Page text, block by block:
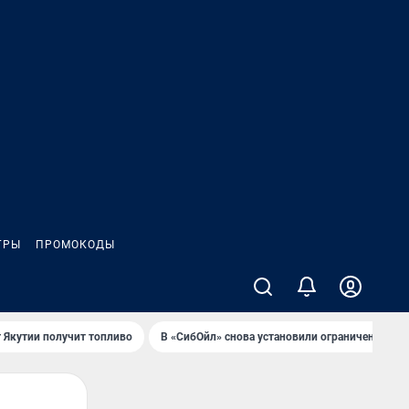
ПРОМОКОДЫ
получит топливо В «СибОйл» снова установили ограничения